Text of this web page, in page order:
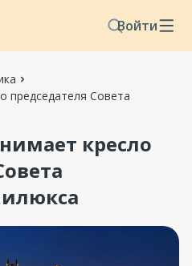
Войти
председателя Совета
кресло